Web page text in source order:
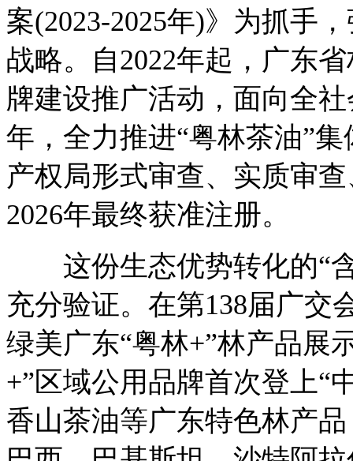
案(2023-2025年)》为抓手
战略。自2022年起，广东
牌建设推广活动，面向全
年，全力推进“粤林茶油”
产权局形式审查、实质审
2026年最终获准注册。
这份生态优势转化的“含
充分验证。在第138届广交
绿美广东“粤林+”林产品展
+”区域公用品牌首次登上“
香山茶油等广东特色林产